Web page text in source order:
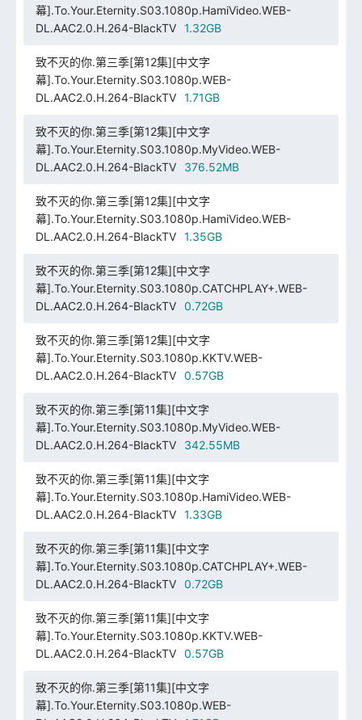
幕].To.Your.Eternity.S03.1080p.HamiVideo.WEB-
DL.AAC2.0.H.264-BlackTV
1.32GB
致不灭的你.第三季[第12集][中文字
幕].To.Your.Eternity.S03.1080p.WEB-
DL.AAC2.0.H.264-BlackTV
1.71GB
致不灭的你.第三季[第12集][中文字
幕].To.Your.Eternity.S03.1080p.MyVideo.WEB-
DL.AAC2.0.H.264-BlackTV
376.52MB
致不灭的你.第三季[第12集][中文字
幕].To.Your.Eternity.S03.1080p.HamiVideo.WEB-
DL.AAC2.0.H.264-BlackTV
1.35GB
致不灭的你.第三季[第12集][中文字
幕].To.Your.Eternity.S03.1080p.CATCHPLAY+.WEB-
DL.AAC2.0.H.264-BlackTV
0.72GB
致不灭的你.第三季[第12集][中文字
幕].To.Your.Eternity.S03.1080p.KKTV.WEB-
DL.AAC2.0.H.264-BlackTV
0.57GB
致不灭的你.第三季[第11集][中文字
幕].To.Your.Eternity.S03.1080p.MyVideo.WEB-
DL.AAC2.0.H.264-BlackTV
342.55MB
致不灭的你.第三季[第11集][中文字
幕].To.Your.Eternity.S03.1080p.HamiVideo.WEB-
DL.AAC2.0.H.264-BlackTV
1.33GB
致不灭的你.第三季[第11集][中文字
幕].To.Your.Eternity.S03.1080p.CATCHPLAY+.WEB-
DL.AAC2.0.H.264-BlackTV
0.72GB
致不灭的你.第三季[第11集][中文字
幕].To.Your.Eternity.S03.1080p.KKTV.WEB-
DL.AAC2.0.H.264-BlackTV
0.57GB
致不灭的你.第三季[第11集][中文字
幕].To.Your.Eternity.S03.1080p.WEB-